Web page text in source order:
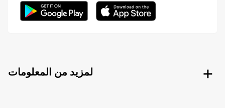
لمزيد من المعلومات